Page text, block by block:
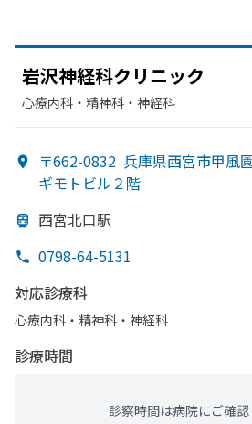
岩沢神経科クリニック
心療内科・​精神科・神経科
〒662-0832 兵庫県西宮市甲風
ギモトビル２階
西宮北口駅
0798-64-5131
対応診療科
心療内科・​精神科・神経科
診療時間
診察時間は病院にご確